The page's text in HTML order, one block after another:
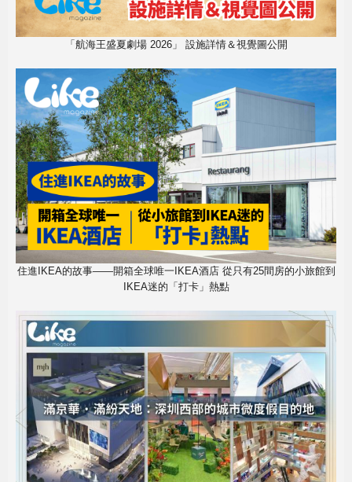
「航海王盛夏劇場 2026」 設施詳情＆視覺圖公開
住進IKEA的故事——開箱全球唯一IKEA酒店 從只有25間房的小旅館到
IKEA迷的「打卡」熱點